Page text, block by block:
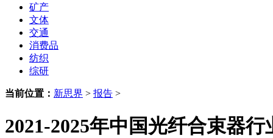
矿产
文体
交通
消费品
纺织
综研
当前位置： 新思界 > 报告 >
2021-2025年中国光纤合束器